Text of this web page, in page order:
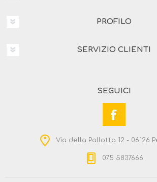
PROFILO
SERVIZIO CLIENTI
SEGUICI
Via della Pallotta 12 - 06126
075 5837666